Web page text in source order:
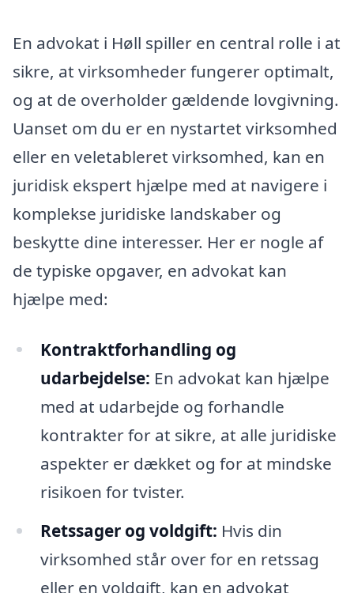
En advokat i Høll spiller en central rolle i at
sikre, at virksomheder fungerer optimalt,
og at de overholder gældende lovgivning.
Uanset om du er en nystartet virksomhed
eller en veletableret virksomhed, kan en
juridisk ekspert hjælpe med at navigere i
komplekse juridiske landskaber og
beskytte dine interesser. Her er nogle af
de typiske opgaver, en advokat kan
hjælpe med:
Kontraktforhandling og
udarbejdelse: En advokat kan hjælpe
med at udarbejde og forhandle
kontrakter for at sikre, at alle juridiske
aspekter er dækket og for at mindske
risikoen for tvister.
Retssager og voldgift: Hvis din
virksomhed står over for en retssag
eller en voldgift, kan en advokat